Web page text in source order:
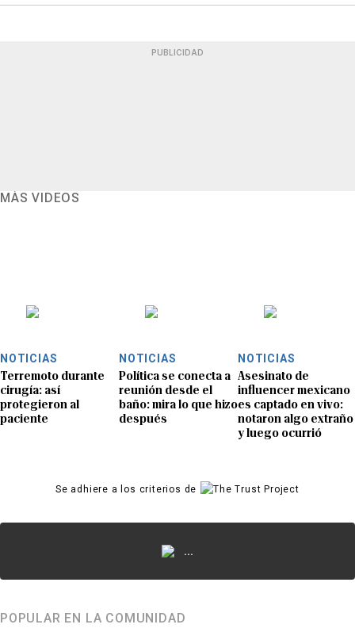
PUBLICIDAD
MÁS VIDEOS
NOTICIAS
Terremoto durante
cirugía: así
protegieron al
paciente
NOTICIAS
Política se conecta a
reunión desde el
baño: mira lo que hizo
después
NOTICIAS
Asesinato de
influencer mexicano
es captado en vivo:
notaron algo extraño
y luego ocurrió
Se adhiere a los criterios de
...
POPULAR EN LA COMUNIDAD